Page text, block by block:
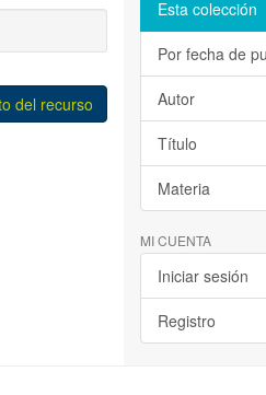
del recurso
Esta colección
Por fecha de
Autor
Título
Materia
MI CUENTA
Iniciar sesión
Registro